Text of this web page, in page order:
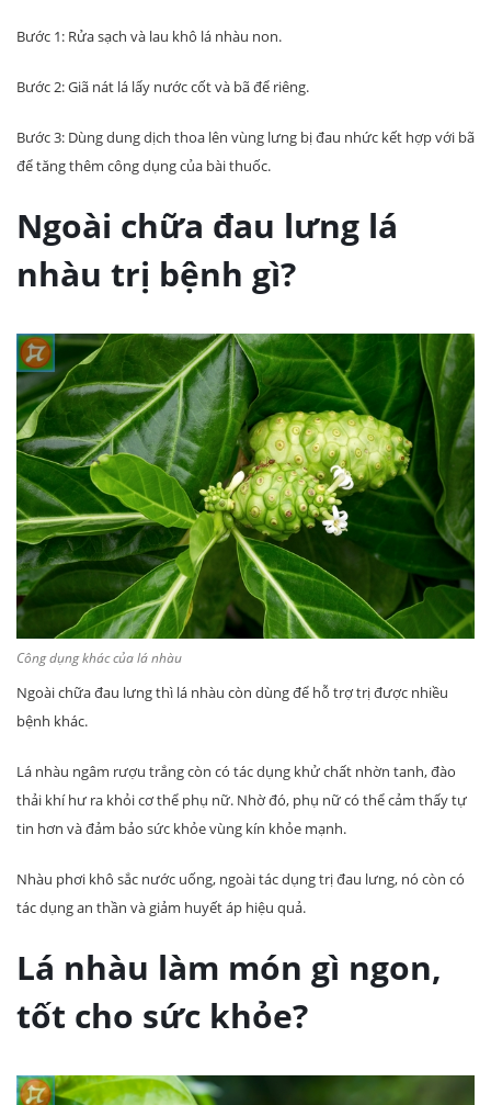
Bước 1: Rửa sạch và lau khô lá nhàu non.
Bước 2: Giã nát lá lấy nước cốt và bã để riêng.
Bước 3: Dùng dung dịch thoa lên vùng lưng bị đau nhức kết hợp với bã
để tăng thêm công dụng của bài thuốc.
Ngoài chữa đau lưng lá
nhàu trị bệnh gì?
Công dụng khác của lá nhàu
Ngoài chữa đau lưng thì lá nhàu còn dùng để hỗ trợ trị được nhiều
bệnh khác.
Lá nhàu ngâm rượu trắng còn có tác dụng khử chất nhờn tanh, đào
thải khí hư ra khỏi cơ thể phụ nữ. Nhờ đó, phụ nữ có thể cảm thấy tự
tin hơn và đảm bảo sức khỏe vùng kín khỏe mạnh.
Nhàu phơi khô sắc nước uống, ngoài tác dụng trị đau lưng, nó còn có
tác dụng an thần và giảm huyết áp hiệu quả.
Lá nhàu làm món gì ngon,
tốt cho sức khỏe?